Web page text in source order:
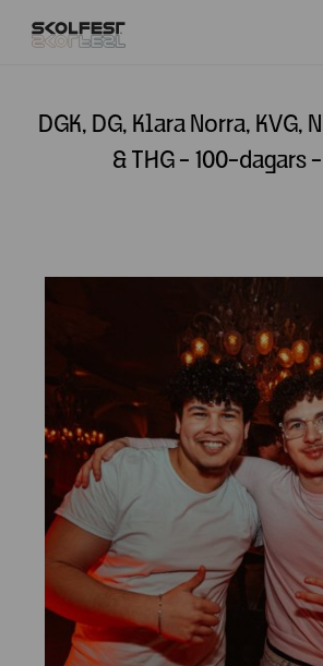
DGK, DG, Klara Norra, KVG,
& THG - 100-dagars